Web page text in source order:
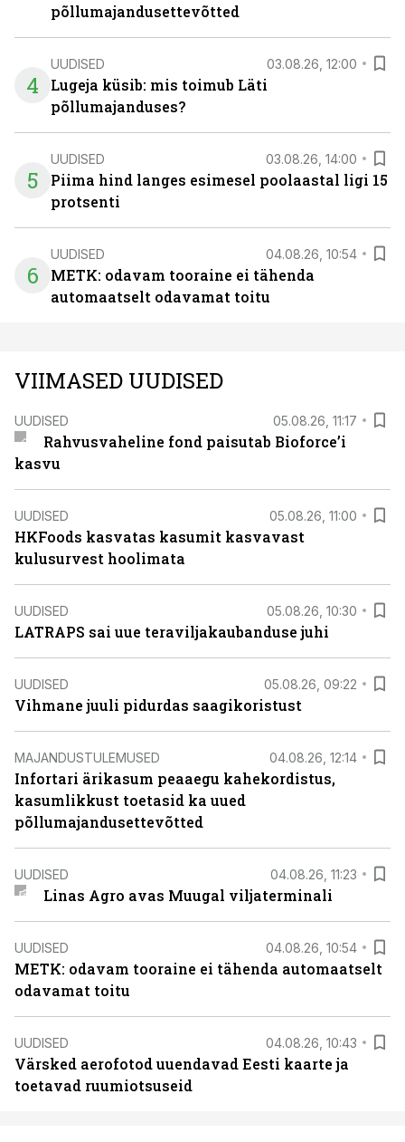
põllumajandusettevõtted
4
UUDISED 03.08.26, 12:00
Lugeja küsib: mis toimub Läti
põllumajanduses?
5
UUDISED 03.08.26, 14:00
Piima hind langes esimesel poolaastal ligi 15
protsenti
6
UUDISED 04.08.26, 10:54
METK: odavam tooraine ei tähenda
automaatselt odavamat toitu
VIIMASED UUDISED
UUDISED 05.08.26, 11:17
Rahvusvaheline fond paisutab Bioforce’i
kasvu
UUDISED 05.08.26, 11:00
HKFoods kasvatas kasumit kasvavast
kulusurvest hoolimata
UUDISED 05.08.26, 10:30
LATRAPS sai uue teraviljakaubanduse juhi
UUDISED 05.08.26, 09:22
Vihmane juuli pidurdas saagikoristust
MAJANDUSTULEMUSED 04.08.26, 12:14
Infortari ärikasum peaaegu kahekordistus,
kasumlikkust toetasid ka uued
põllumajandusettevõtted
UUDISED 04.08.26, 11:23
Linas Agro avas Muugal viljaterminali
UUDISED 04.08.26, 10:54
METK: odavam tooraine ei tähenda automaatselt
odavamat toitu
UUDISED 04.08.26, 10:43
Värsked aerofotod uuendavad Eesti kaarte ja
toetavad ruumiotsuseid